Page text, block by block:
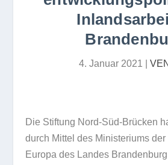
4. Januar 2021
Die Stif­tung Nord-Süd-Brü­cken
durch Mit­tel des Minis­te­ri­ums
Europa des Lan­des